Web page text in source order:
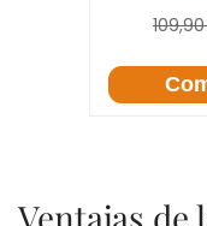
109,90
Ventajas de